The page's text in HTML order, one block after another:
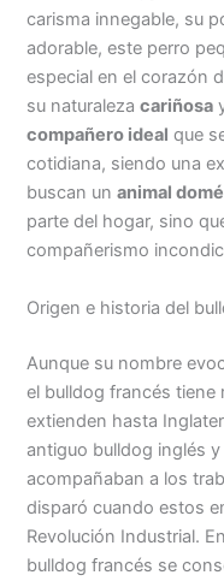
carisma innegable, su
adorable, este perro
especial en el corazón
su naturalezacariñosa
compañero ideal que
cotidiana, siendo una
buscan unanimal
parte del hogar, sino
compañerismo
Origen e historia del
Aunque su nombre
el bulldog francés tiene
extienden hasta
antiguo bulldog inglés
acompañaban a los
disparó cuando estos
Revolución Industrial.
bulldog francés se